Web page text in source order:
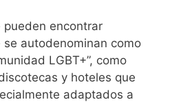
pueden encontrar
autodenominan como
LGBT+”, como
y hoteles que
adaptados a